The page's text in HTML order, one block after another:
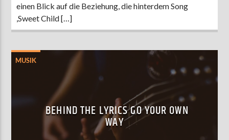
einen Blick auf die Beziehung, die hinterdem Song
,Sweet Child […]
MUSIK
BEHIND THE LYRICS GO YOUR OWN
WAY